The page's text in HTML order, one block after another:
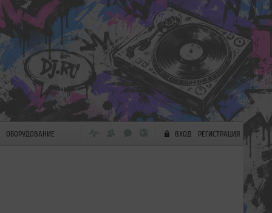
ОБОРУДОВАНИЕ ВХОД РЕГИСТРАЦИЯ